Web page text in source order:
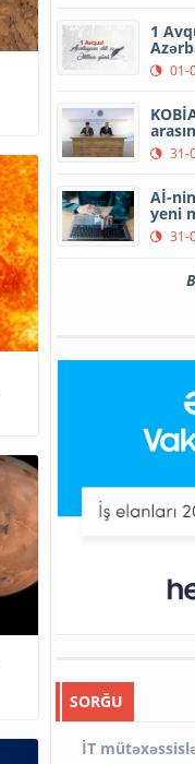
1
01-
31-
Aİ-
yeni
31-
SORĞU
İT